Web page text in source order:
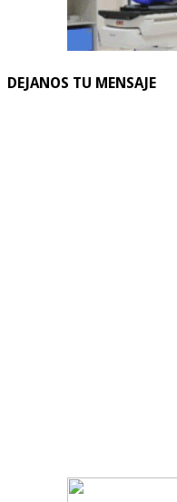
DEJANOS TU MENSAJE